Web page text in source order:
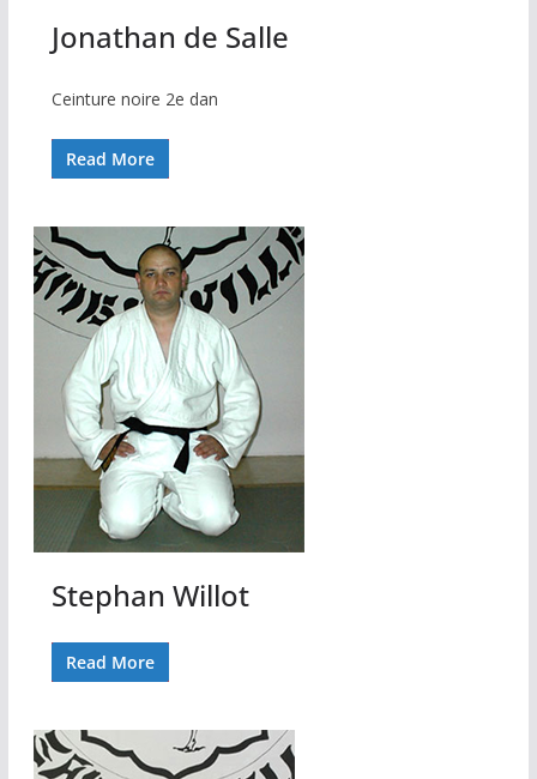
Jonathan de Salle
Ceinture noire 2e dan
Read More
Stephan Willot
Read More